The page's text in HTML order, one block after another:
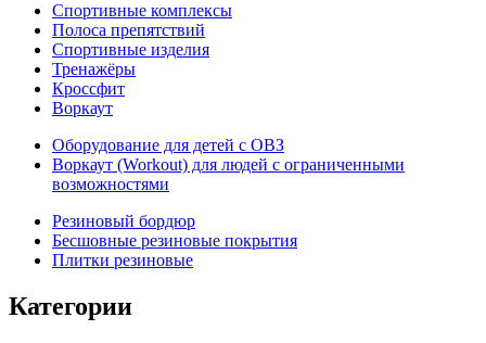
Спортивные комплексы
Полоса препятствий
Спортивные изделия
Тренажёры
Кроссфит
Воркаут
Оборудование для детей с ОВЗ
Воркаут (Workout) для людей с ограниченными
возможностями
Резиновый бордюр
Бесшовные резиновые покрытия
Плитки резиновые
Категории